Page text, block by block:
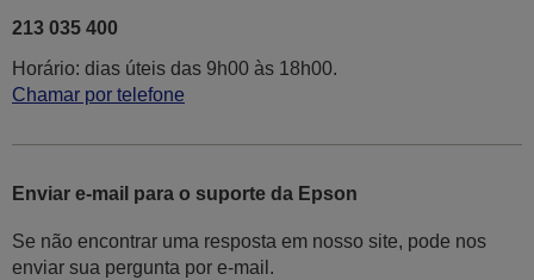
213 035 400
Horário: dias úteis das 9h00 às 18h00.
Chamar por telefone
Enviar e-mail para o suporte da Epson
Se não encontrar uma resposta em nosso site, pode nos
enviar sua pergunta por e-mail.